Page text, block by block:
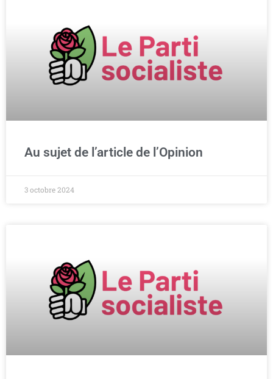
Au sujet de l’article de l’Opinion
3 octobre 2024